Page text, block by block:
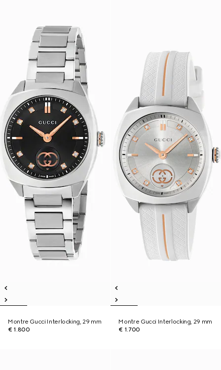
Montre Gucci Interlocking, 29 mm
€ 1.800
Montre Gucci Interlocking, 29 mm
€ 1.700